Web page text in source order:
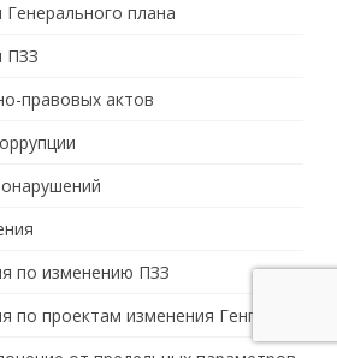
плана
ПЗЗ
правовых актов
по изменению ПЗЗ
по проектам изменения Генплана